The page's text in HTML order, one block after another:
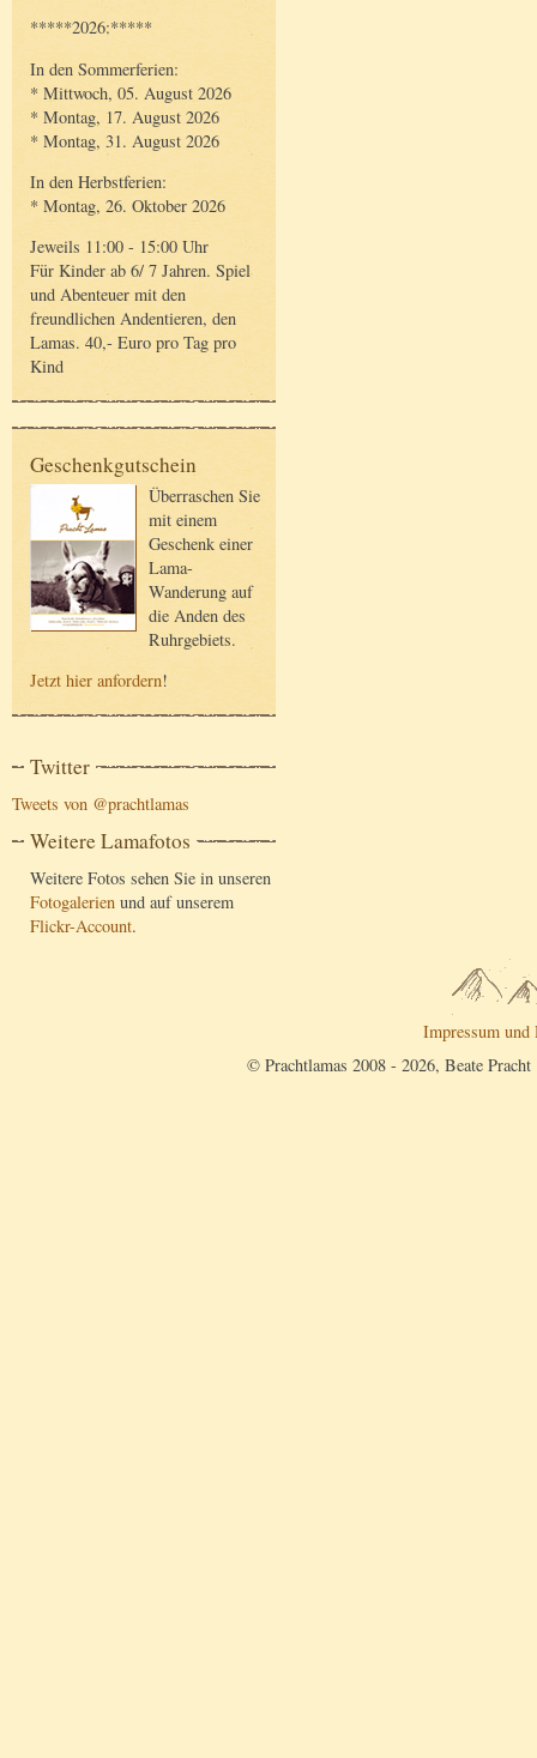
*****2026:*****
In den Sommerferien:
* Mittwoch, 05. August 2026
* Montag, 17. August 2026
* Montag, 31. August 2026
In den Herbstferien:
* Montag, 26. Oktober 2026
Jeweils 11:00 - 15:00 Uhr
Für Kinder ab 6/ 7 Jahren. Spiel
und Abenteuer mit den
freundlichen Andentieren, den
Lamas. 40,- Euro pro Tag pro
Kind
Geschenkgutschein
Überraschen Sie
mit einem
Geschenk einer
Lama-
Wanderung auf
die Anden des
Ruhrgebiets.
Jetzt hier anfordern!
Twitter
Tweets von @prachtlamas
Weitere Lamafotos
Weitere Fotos sehen Sie in unseren
Fotogalerien und auf unserem
Flickr-Account.
Impressum und
© Prachtlamas 2008 - 2026, Beate Pracht